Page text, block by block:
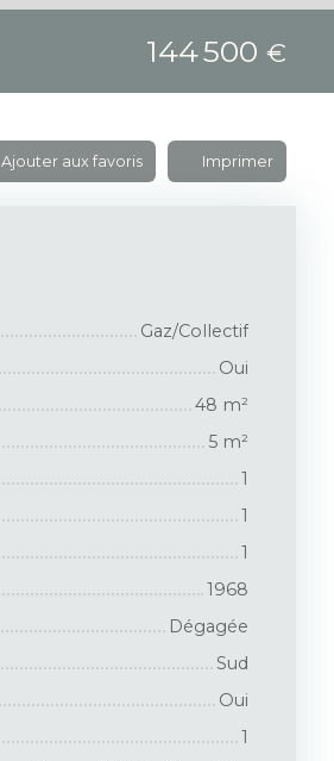
144 500 €
Ajouter aux favoris Imprimer
Gaz/Collectif
Oui
48 m²
5 m²
1
1
1
1968
Dégagée
Sud
Oui
1